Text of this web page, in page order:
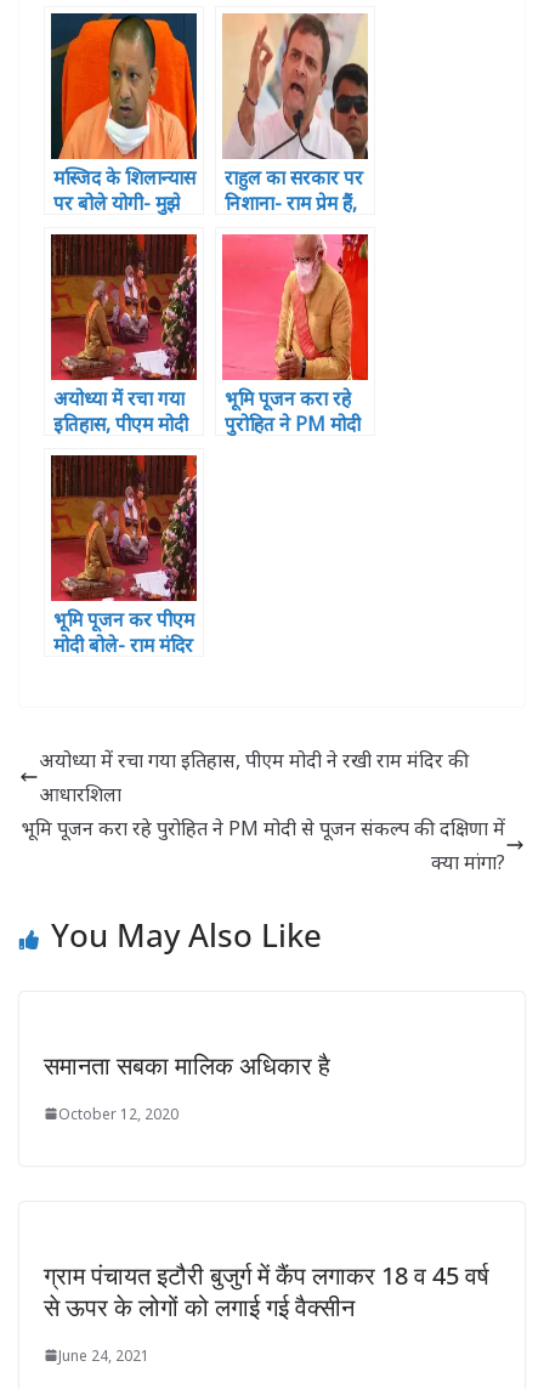
k r
मस्जिद के शिलान्यास
पर बोले योगी- मुझे
कोई बुलाएगा नहीं
और मैं जाऊंगा नहीं
राहुल का सरकार पर
निशाना- राम प्रेम हैं,
कभी घृणा में प्रकट
नहीं हो सकते
अयोध्या में रचा गया
इतिहास, पीएम मोदी
ने रखी राम मंदिर की
आधारशिला
भूमि पूजन करा रहे
पुरोहित ने PM मोदी
भूमि पूजन कर पीएम
मोदी बोले- राम मंदिर
अयोध्या में रचा गया इतिहास, पीएम मोदी ने रखी राम मंदिर की
आधारशिला
भूमि पूजन करा रहे पुरोहित ने PM मोदी से पूजन संकल्प की दक्षिणा में
क्या मांगा?
You May Also Like
समानता सबका मालिक अधिकार है
October 12, 2020
ग्राम पंचायत इटौरी बुजुर्ग में कैंप लगाकर 18 व 45 वर्ष
से ऊपर के लोगों को लगाई गई वैक्सीन
June 24, 2021